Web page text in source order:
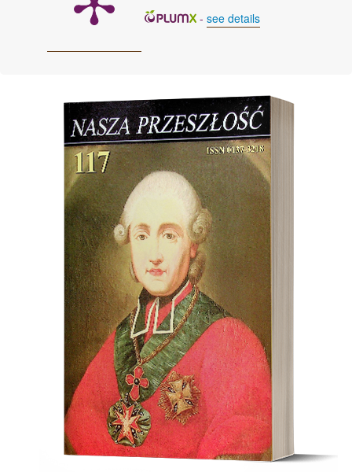
- see details